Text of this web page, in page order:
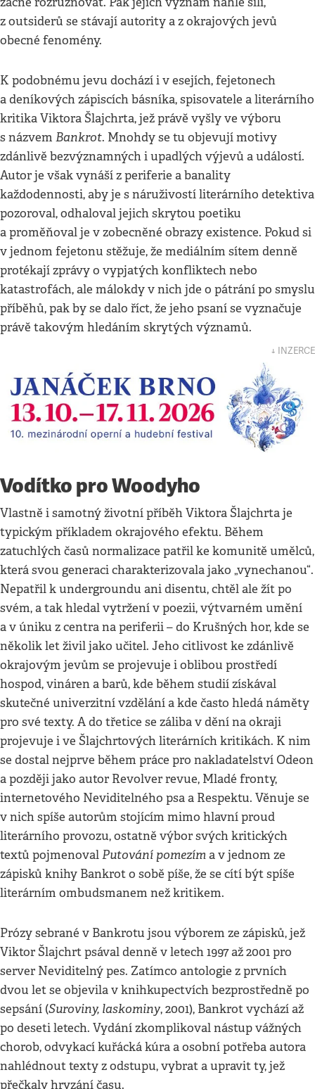
z outsiderů se stávají autority a z okrajových jevů
obecné fenomény.
K podobnému jevu dochází i v esejích, fejetonech
a deníkových zápiscích básníka, spisovatele a literárního
kritika Viktora Šlajchrta, jež právě vyšly ve výboru
s názvem Bankrot. Mnohdy se tu objevují motivy
zdánlivě bezvýznamných i upadlých výjevů a událostí.
Autor je však vynáší z periferie a banality
každodennosti, aby je s náruživostí literárního detektiva
pozoroval, odhaloval jejich skrytou poetiku
a proměňoval je v zobecněné obrazy existence. Pokud si
v jednom fejetonu stěžuje, že mediálním sítem denně
protékají zprávy o vypjatých konfliktech nebo
katastrofách, ale málokdy v nich jde o pátrání po smyslu
příběhů, pak by se dalo říct, že jeho psaní se vyznačuje
právě takovým hledáním skrytých významů.
↓ INZERCE
Vodítko pro Woodyho
Vlastně i samotný životní příběh Viktora Šlajchrta je
typickým příkladem okrajového efektu. Během
zatuchlých časů normalizace patřil ke komunitě umělců,
která svou generaci charakterizovala jako „vynechanou“.
Nepatřil k undergroundu ani disentu, chtěl ale žít po
svém, a tak hledal vytržení v poezii, výtvarném umění
a v úniku z centra na periferii – do Krušných hor, kde se
několik let živil jako učitel. Jeho citlivost ke zdánlivě
okrajovým jevům se projevuje i oblibou prostředí
hospod, vináren a barů, kde během studií získával
skutečné univerzitní vzdělání a kde často hledá náměty
pro své texty. A do třetice se záliba v dění na okraji
projevuje i ve Šlajchrtových literárních kritikách. K nim
se dostal nejprve během práce pro nakladatelství Odeon
a později jako autor Revolver revue, Mladé fronty,
internetového Neviditelného psa a Respektu. Věnuje se
v nich spíše autorům stojícím mimo hlavní proud
literárního provozu, ostatně výbor svých kritických
textů pojmenovalPutování pomezíma v jednom ze
zápisků knihy Bankrot o sobě píše, že se cítí být spíše
literárním ombudsmanem než kritikem.
Prózy sebrané v Bankrotu jsou výborem ze zápisků, jež
Viktor Šlajchrt psával denně v letech 1997 až 2001 pro
server Neviditelný pes. Zatímco antologie z prvních
dvou let se objevila v knihkupectvích bezprostředně po
sepsání (Suroviny, laskominy, 2001), Bankrot vychází až
po deseti letech. Vydání zkomplikoval nástup vážných
chorob, odvykací kuřácká kúra a osobní potřeba autora
nahlédnout texty z odstupu, vybrat a upravit ty, jež
přečkaly hryzání času.